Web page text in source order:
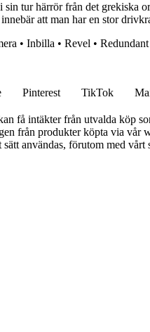
tur härrör från det
att man har en stor
• Inbilla • Revel • Redundant
Pinterest TikTok
få intäkter från utvalda köp
från produkter köpta via vår
sätt användas, förutom med